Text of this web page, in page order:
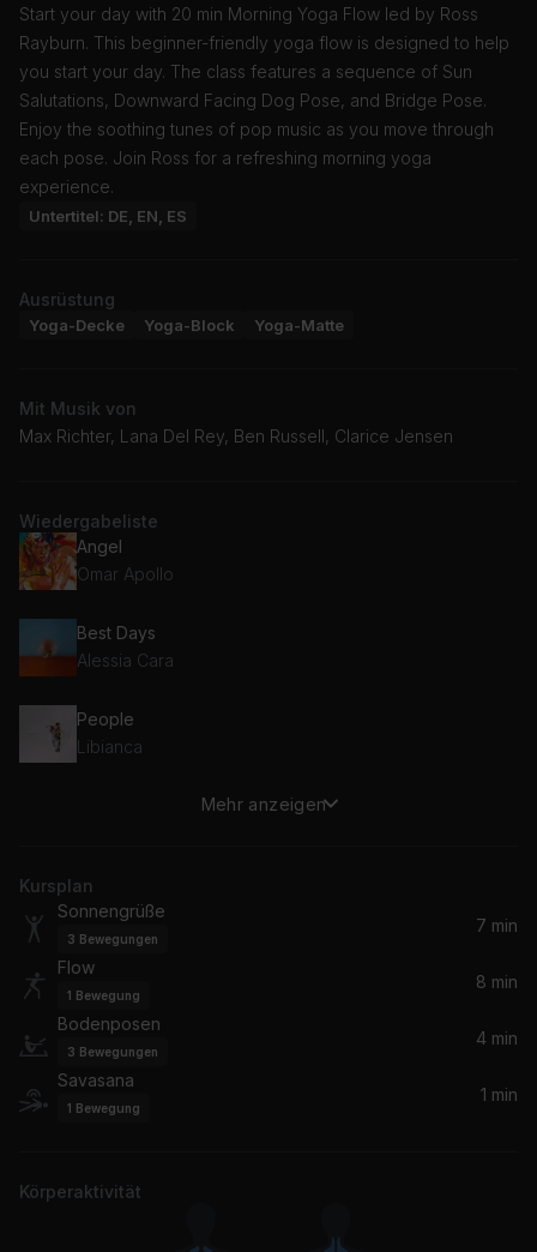
Start your day with 20 min Morning Yoga Flow led by Ross
Rayburn. This beginner-friendly yoga flow is designed to help
you start your day. The class features a sequence of Sun
Salutations, Downward Facing Dog Pose, and Bridge Pose.
Enjoy the soothing tunes of pop music as you move through
each pose. Join Ross for a refreshing morning yoga
experience.
Untertitel: DE, EN, ES
Ausrüstung
Yoga-Decke Yoga-Block Yoga-Matte
Mit Musik von
Max Richter, Lana Del Rey, Ben Russell, Clarice Jensen
Wiedergabeliste
Angel
Omar Apollo
Best Days
Alessia Cara
People
Libianca
Insomnia (feat. DADA)
Take Me Home, Country Roads
Lana Del Rey
Glow
James Blunt
Richter: Cassiopeia
Max Richter, Ben Russell, Clarice Jensen, Brian Snow, Caleb Burhans, Yuki Numata
Mehr anzeigen
Kursplan
Sonnengrüße
3 Bewegungen
7 min
Flow
1 Bewegung
8 min
Bodenposen
3 Bewegungen
4 min
Savasana
1 Bewegung
1 min
Körperaktivität